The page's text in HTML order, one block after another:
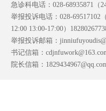
急诊科电话：028-68935871（
举报投诉电话：028-69517102
12:00 13:00-17:00）
举报投诉邮箱：
书记信箱：
院长信箱：